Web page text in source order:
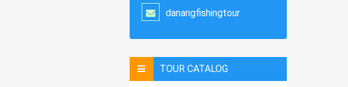
danangfishingtour
TOUR CATALOG